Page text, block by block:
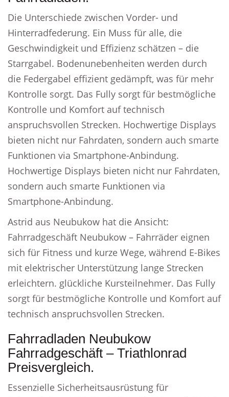
Die Unterschiede zwischen Vorder- und
Hinterradfederung. Ein Muss für alle, die
Geschwindigkeit und Effizienz schätzen – die
Starrgabel. Bodenunebenheiten werden durch
die Federgabel effizient gedämpft, was für mehr
Kontrolle sorgt. Das Fully sorgt für bestmögliche
Kontrolle und Komfort auf technisch
anspruchsvollen Strecken. Hochwertige Displays
bieten nicht nur Fahrdaten, sondern auch smarte
Funktionen via Smartphone-Anbindung.
Hochwertige Displays bieten nicht nur Fahrdaten,
sondern auch smarte Funktionen via
Smartphone-Anbindung.
Astrid aus Neubukow hat die Ansicht:
Fahrradgeschäft Neubukow – Fahrräder eignen
sich für Fitness und kurze Wege, während E-Bikes
mit elektrischer Unterstützung lange Strecken
erleichtern. glückliche Kursteilnehmer. Das Fully
sorgt für bestmögliche Kontrolle und Komfort auf
technisch anspruchsvollen Strecken.
Fahrradladen Neubukow
Fahrradgeschäft – Triathlonrad
Preisvergleich.
Essenzielle Sicherheitsausrüstung für